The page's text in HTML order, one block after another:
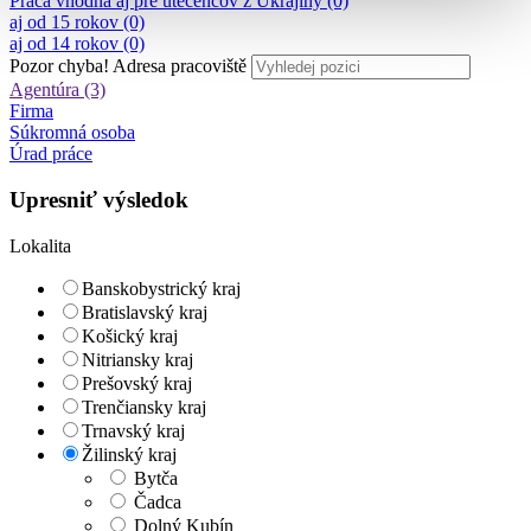
aj od 15 rokov (0)
aj od 14 rokov (0)
Pozor chyba! Adresa pracoviště
Agentúra (3)
Firma
Súkromná osoba
Úrad práce
Upresniť výsledok
Lokalita
Banskobystrický kraj
Bratislavský kraj
Košický kraj
Nitriansky kraj
Prešovský kraj
Trenčiansky kraj
Trnavský kraj
Žilinský kraj
Bytča
Čadca
Dolný Kubín